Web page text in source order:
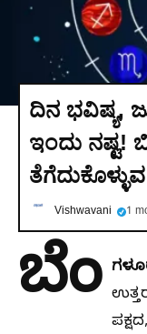
ದಿನ ಭವಿಷ್ಯ,
ಇಂದು ನಷ್ಟ!
Vishwavani 1
ಬೆಂ